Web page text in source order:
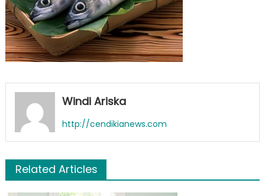
Windi Ariska
http://cendikianews.com
Related Articles